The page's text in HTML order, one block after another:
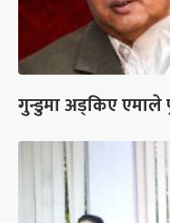
गुन्डुमा अड्किए एमाले